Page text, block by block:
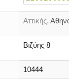
Αττικής,
Βιζύης 8
10444